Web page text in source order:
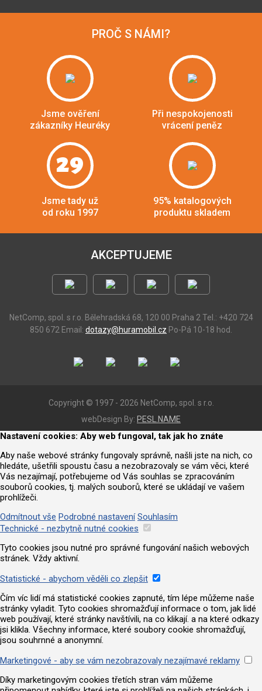
PROČ S NÁMI?
Jsme ověření
zákazníky Heuréky
Při nespokojenosti
vrácení peněz
29
Jsme tady už
od roku 1997
95% katalogových
produktu skladem
AKCEPTUJEME
NetComp, spol. s r.o. Bělehradská 68, 120 00 Praha 2 Tel.: +420 724
850 672 Email: dotazy@huramobil.cz Po-Pá 10-18 hod.
Copyright © 1997 - 2026 NetComp, spol. s r.o.
webDesign By: PESL.NAME
Nastavení cookies: Aby web fungoval, tak jak ho znáte
Aby naše webové stránky fungovaly správně, našli jste na nich, co
hledáte, ušetřili spoustu času a nezobrazovaly se vám věci, které
Vás nezajímají, potřebujeme od Vás souhlas se zpracováním
souborů cookies, tj. malých souborů, které se ukládají ve vašem
prohlížeči.
Odmítnout vše Podrobné nastavení Souhlasím
Technické - nezbytně nutné cookies
Tyto cookies jsou nutné pro správné fungování našich webových
stránek. Vždy aktivní.
Statistické - abychom věděli co zlepšit
Čím víc lidí má statistické cookies zapnuté, tím lépe můžeme naše
stránky vyladit. Tyto cookies shromažďují informace o tom, jak lidé
web používají, které stránky navštívili, na co klikají. a na které odkazy
jsi klikla. Všechny informace, které soubory cookie shromažďují,
jsou souhrnné a anonymní.
Marketingové - aby se vám nezobrazovaly nezajímavé reklamy
Díky marketingovým cookies třetích stran vám můžeme